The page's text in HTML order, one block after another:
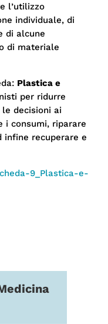
l’utilizzo
individuale, di
di alcune
di materiale
Plastica e
per ridurre
decisioni ai
i consumi, riparare
recuperare e
9_Plastica-e-